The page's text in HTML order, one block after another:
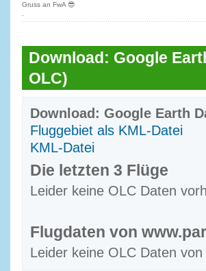
Gruss an FwA 😎
Download: Google
OLC)
Download: Google Earth
Fluggebiet als KML-Datei
KML-Datei
Die letzten 3 Flüge
Leider keine OLC Daten
Flugdaten von
Leider keine OLC Daten